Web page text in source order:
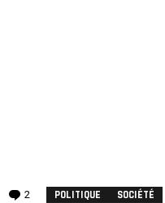
2 Comments
POLITIQUE SOCIÉTÉ